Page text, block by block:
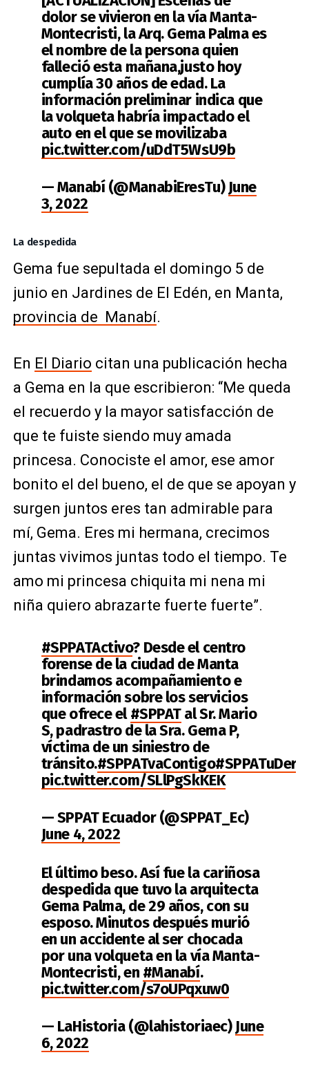
dolor se vivieron en la vía Manta-
Montecristi, la Arq. Gema Palma es
el nombre de la persona quien
falleció esta mañana,justo hoy
cumplía 30 años de edad. La
información preliminar indica que
la volqueta habría impactado el
auto en el que se movilizaba
pic.twitter.com/uDdT5WsU9b
— Manabí (@ManabiEresTu)June
3, 2022
La despedida
Gema fue sepultada el domingo 5 de
junio en Jardines de El Edén, en Manta,
provincia de Manabí.
En El Diario citan una publicación hecha
a Gema en la que escribieron: “Me queda
el recuerdo y la mayor satisfacción de
que te fuiste siendo muy amada
princesa. Conociste el amor, ese amor
bonito el del bueno, el de que se apoyan y
surgen juntos eres tan admirable para
mí, Gema. Eres mi hermana, crecimos
juntas vivimos juntas todo el tiempo. Te
amo mi princesa chiquita mi nena mi
niña quiero abrazarte fuerte fuerte”.
#SPPATActivo? Desde el centro
forense de la ciudad de Manta
brindamos acompañamiento e
información sobre los servicios
que ofrece el#SPPATal Sr. Mario
S, padrastro de la Sra. Gema P,
víctima de un siniestro de
tránsito.#SPPATvaContigo
pic.twitter.com/SLlPgSkKEK
— SPPAT Ecuador (@SPPAT_Ec)
June 4, 2022
El último beso. Así fue la cariñosa
despedida que tuvo la arquitecta
Gema Palma, de 29 años, con su
esposo. Minutos después murió
en un accidente al ser chocada
por una volqueta en la vía Manta-
Montecristi, en #Manabí.
pic.twitter.com/s7oUPqxuw0
— LaHistoria (@lahistoriaec)June
6, 2022